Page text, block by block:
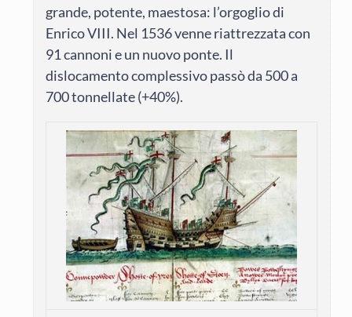
grande, potente, maestosa: l’orgoglio di
Enrico VIII. Nel 1536 venne riattrezzata con
91 cannoni e un nuovo ponte. Il
dislocamento complessivo passò da 500 a
700 tonnellate (+40%).